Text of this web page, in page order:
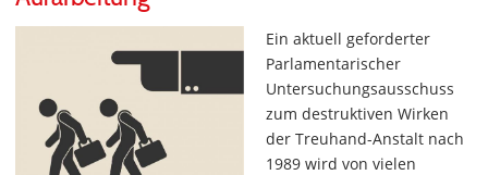
Ein aktuell geforderter
Parlamentarischer
Untersuchungsausschuss
zum destruktiven Wirken
der Treuhand-Anstalt nach
1989 wird von vielen